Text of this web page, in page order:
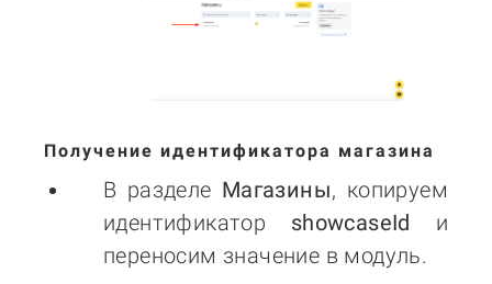
Получение идентификатора магазина
В разделе Магазины, копируем
идентификатор showcaseId и
переносим значение в модуль.